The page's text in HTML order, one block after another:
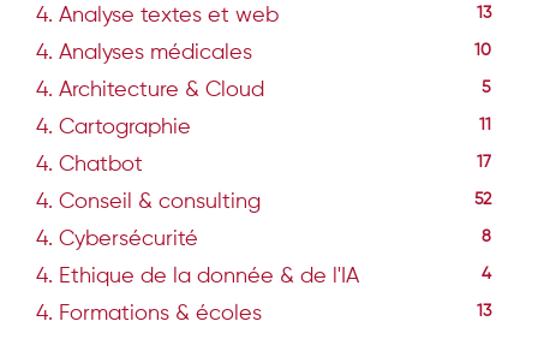
4. Analyse textes et web 13
4. Analyses médicales 10
4. Architecture & Cloud 5
4. Cartographie
4. Chatbot 17
4. Conseil & consulting 52
4. Cybersécurité 8
4. Ethique de la donnée & de l'IA 4
4. Formations & écoles 13